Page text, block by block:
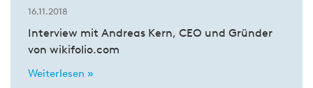
16.11.2018
Interview mit Andreas Kern, CEO und Gründer
von wikifolio.com
Weiterlesen »